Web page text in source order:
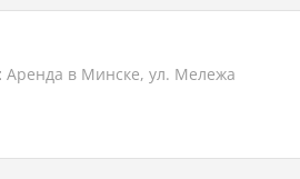
Аренда в Минске, ул. Мележа